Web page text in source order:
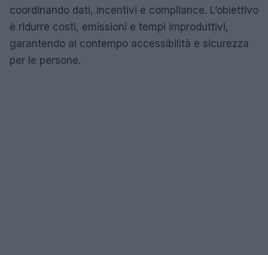
coordinando dati, incentivi e compliance. L’obiettivo
è ridurre costi, emissioni e tempi improduttivi,
garantendo al contempo accessibilità e sicurezza
per le persone.